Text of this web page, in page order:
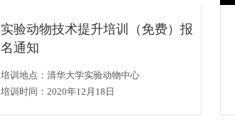
实验动物技术提升培训（免费）报
名通知
培训地点：清华大学实验动物中心
培训时间：2020年12月18日